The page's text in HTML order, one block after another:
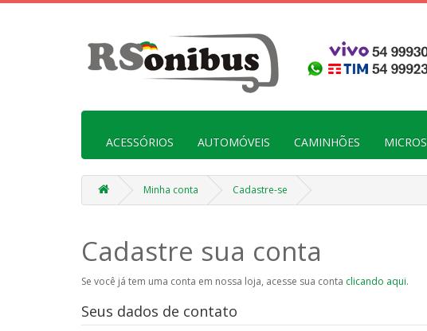
ACESSÓRIOS AUTOMÓVEIS CAMINHÕES MICROS
Minha conta Cadastre-se
Cadastre sua conta
Se você já tem uma conta em nossa loja, acesse sua conta clicando aqui.
Seus dados de contato